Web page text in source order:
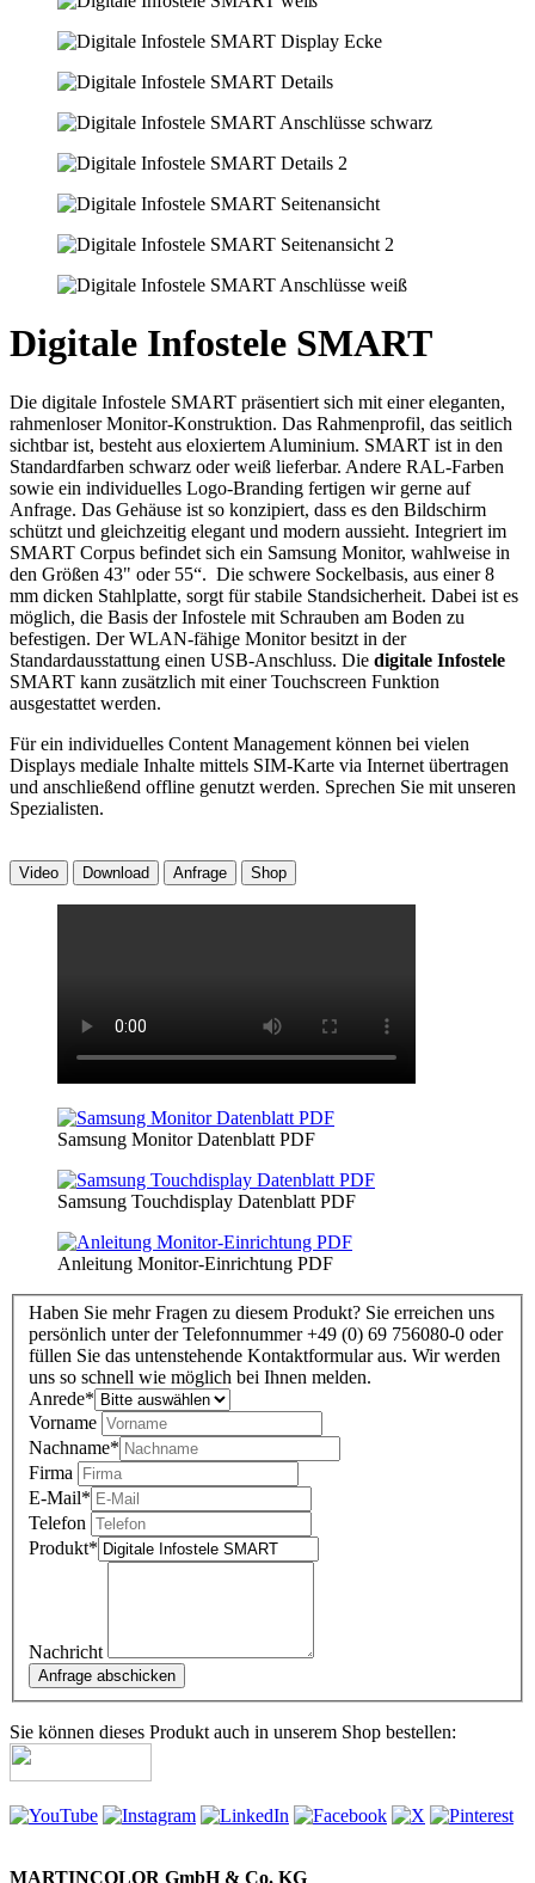
Digitale Infostele SMART
Die digitale Infostele SMART präsentiert sich mit einer eleganten,
rahmenloser Monitor-Konstruktion. Das Rahmenprofil, das seitlich
sichtbar ist, besteht aus eloxiertem Aluminium. SMART ist in den
Standardfarben schwarz oder weiß lieferbar. Andere RAL-Farben
sowie ein individuelles Logo-Branding fertigen wir gerne auf
Anfrage. Das Gehäuse ist so konzipiert, dass es den Bildschirm
schützt und gleichzeitig elegant und modern aussieht. Integriert im
SMART Corpus befindet sich ein Samsung Monitor, wahlweise in
den Größen 43" oder 55“. Die schwere Sockelbasis, aus einer 8
mm dicken Stahlplatte, sorgt für stabile Standsicherheit. Dabei ist es
möglich, die Basis der Infostele mit Schrauben am Boden zu
befestigen. Der WLAN-fähige Monitor besitzt in der
Standardausstattung einen USB-Anschluss. Die digitale Infostele
SMART kann zusätzlich mit einer Touchscreen Funktion
ausgestattet werden.
Für ein individuelles Content Management können bei vielen
Displays mediale Inhalte mittels SIM-Karte via Internet übertragen
und anschließend offline genutzt werden. Sprechen Sie mit unseren
Spezialisten.
Video Download Anfrage Shop
Samsung Monitor Datenblatt PDF
Samsung Touchdisplay Datenblatt PDF
Anleitung Monitor-Einrichtung PDF
Haben Sie mehr Fragen zu diesem Produkt? Sie erreichen uns
persönlich unter der Telefonnummer +49 (0) 69 756080-0 oder
füllen Sie das untenstehende Kontaktformular aus. Wir werden
uns so schnell wie möglich bei Ihnen melden.
Anrede*
Vorname
Nachname*
Firma
E-Mail*
Telefon
Produkt*
Nachricht
Sie können dieses Produkt auch in unserem Shop bestellen:
MARTINCOLOR GmbH & Co. KG